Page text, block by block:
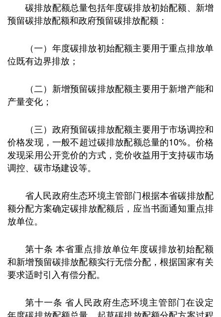
碳排放配额总量包括年度碳排放初始配额、新增
预留碳排放配额和政府预留碳排放配额：
（一）年度碳排放初始配额主要用于重点排放单
位既有边界排放；
（二）新增预留碳排放配额主要用于新增产能和
产量变化；
（三）政府预留碳排放配额主要用于市场调控和
价格发现，一般不超过碳排放配额总量的10%。价格
发现采用公开竞价的方式，竞价收益用于支持碳市场
调控、碳市场建设等。
省人民政府生态环境主管部门根据本省碳排放配
额分配方案确定碳排放配额后，应当书面通知重点排
放单位。
第十条 本省重点排放单位年度碳排放初始配额
和新增预留碳排放配额实行无偿分配，根据国家有关
要求适时引入有偿分配。
第十一条 省人民政府生态环境主管部门在设定